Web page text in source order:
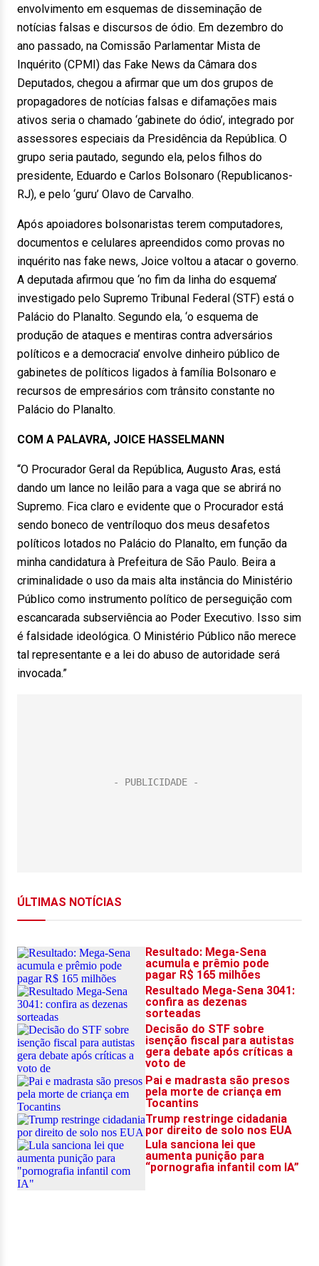
envolvimento em esquemas de disseminação de
notícias falsas e discursos de ódio. Em dezembro do
ano passado, na Comissão Parlamentar Mista de
Inquérito (CPMI) das Fake News da Câmara dos
Deputados, chegou a afirmar que um dos grupos de
propagadores de notícias falsas e difamações mais
ativos seria o chamado ‘gabinete do ódio’, integrado por
assessores especiais da Presidência da República. O
grupo seria pautado, segundo ela, pelos filhos do
presidente, Eduardo e Carlos Bolsonaro (Republicanos-
RJ), e pelo ‘guru’ Olavo de Carvalho.
Após apoiadores bolsonaristas terem computadores,
documentos e celulares apreendidos como provas no
inquérito nas fake news, Joice voltou a atacar o governo.
A deputada afirmou que ‘no fim da linha do esquema’
investigado pelo Supremo Tribunal Federal (STF) está o
Palácio do Planalto. Segundo ela, ‘o esquema de
produção de ataques e mentiras contra adversários
políticos e a democracia’ envolve dinheiro público de
gabinetes de políticos ligados à família Bolsonaro e
recursos de empresários com trânsito constante no
Palácio do Planalto.
COM A PALAVRA, JOICE HASSELMANN
“O Procurador Geral da República, Augusto Aras, está
dando um lance no leilão para a vaga que se abrirá no
Supremo. Fica claro e evidente que o Procurador está
sendo boneco de ventríloquo dos meus desafetos
políticos lotados no Palácio do Planalto, em função da
minha candidatura à Prefeitura de São Paulo. Beira a
criminalidade o uso da mais alta instância do Ministério
Público como instrumento político de perseguição com
escancarada subserviência ao Poder Executivo. Isso sim
é falsidade ideológica. O Ministério Público não merece
tal representante e a lei do abuso de autoridade será
invocada.”